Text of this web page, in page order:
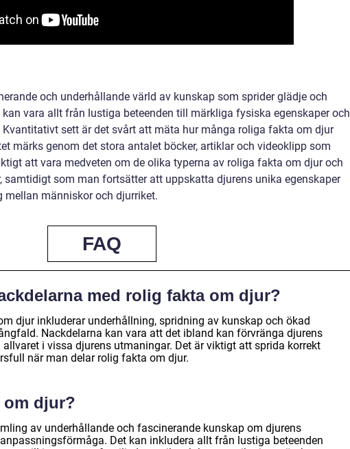
och underhållande värld av kunskap som sprider glädje och
vara allt från lustiga beteenden till märkliga fysiska egenskaper och
sett är det svårt att mäta hur många roliga fakta om djur
märks genom det stora antalet böcker, artiklar och videoklipp som
att vara medveten om de olika typerna av roliga fakta om djur och
samtidigt som man fortsätter att uppskatta djurens unika egenskaper
mellan människor och djurriket.
FAQ
med rolig fakta om djur?
djur inkluderar underhållning, spridning av kunskap och ökad
Nackdelarna kan vara att det ibland kan förvränga djurens
allvaret i vissa djurens utmaningar. Det är viktigt att sprida korrekt
när man delar rolig fakta om djur.
om djur?
av underhållande och fascinerande kunskap om djurens
Det kan inkludera allt från lustiga beteenden